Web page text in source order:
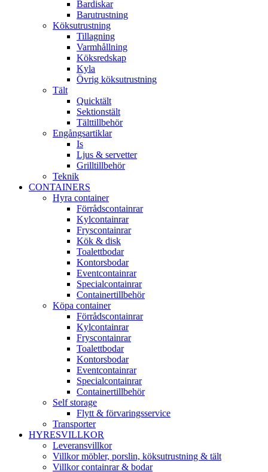
Bardiskar
Barutrustning
Köksutrustning
Tillagning
Varmhållning
Köksredskap
Kyla
Övrig köksutrustning
Tält
Quicktält
Sektionstält
Tälttillbehör
Engångsartiklar
Is
Ljus & servetter
Grilltillbehör
Teknik
CONTAINERS
Hyra container
Förrådscontainrar
Kylcontainrar
Fryscontainrar
Kök & disk
Toalettbodar
Kontorsbodar
Eventcontainrar
Specialcontainrar
Containertillbehör
Köpa container
Förrådscontainrar
Kylcontainrar
Fryscontainrar
Toalettbodar
Kontorsbodar
Eventcontainrar
Specialcontainrar
Containertillbehör
Self storage
Flytt & förvaringsservice
Transporter
HYRESVILLKOR
Leveransvillkor
Villkor möbler, porslin, köksutrustning & tält
Villkor containrar & bodar